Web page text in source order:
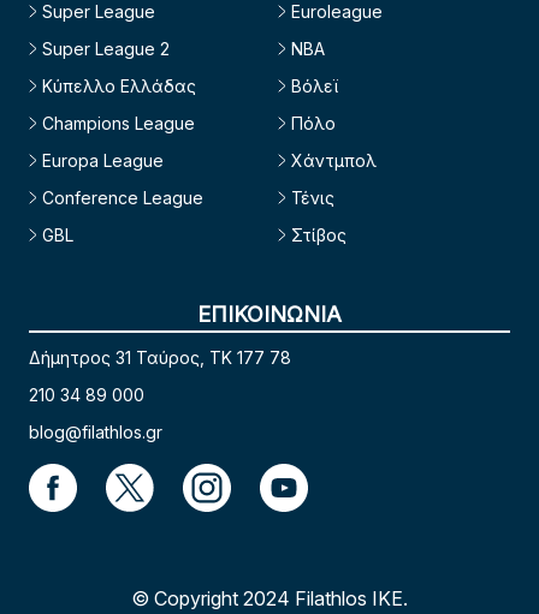
Super League
Super League 2
Κύπελλο Ελλάδας
Champions League
Europa League
Conference League
GBL
Euroleague
NBA
Βόλεϊ
Πόλο
Χάντμπολ
Τένις
Στίβος
ΕΠΙΚΟΙΝΩΝΙΑ
Δήμητρος 31 Ταύρος, TK 177 78
210 34 89 000
blog@filathlos.gr
© Copyright 2024 Filathlos ΙΚΕ.